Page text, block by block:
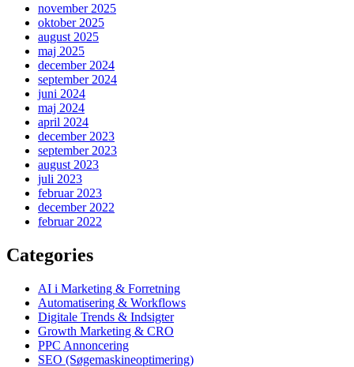
november 2025
oktober 2025
august 2025
maj 2025
december 2024
september 2024
juni 2024
maj 2024
april 2024
december 2023
september 2023
august 2023
juli 2023
februar 2023
december 2022
februar 2022
Categories
AI i Marketing & Forretning
Automatisering & Workflows
Digitale Trends & Indsigter
Growth Marketing & CRO
PPC Annoncering
SEO (Søgemaskineoptimering)